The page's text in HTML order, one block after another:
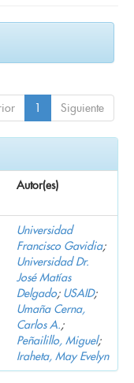
1 Siguiente
Autor(es)
Universidad
Francisco Gavidia;
Universidad Dr.
José Matías
Delgado; USAID;
Umaña Cerna,
Carlos A.;
Peñailillo, Miguel;
Iraheta, May Evelyn